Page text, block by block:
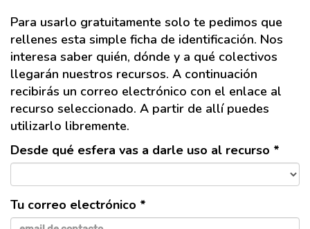
Para usarlo gratuitamente solo te pedimos que
rellenes esta simple ficha de identificación. Nos
interesa saber quién, dónde y a qué colectivos
llegarán nuestros recursos. A continuación
recibirás un correo electrónico con el enlace al
recurso seleccionado. A partir de allí puedes
utilizarlo libremente.
Desde qué esfera vas a darle uso al recurso *
Tu correo electrónico *